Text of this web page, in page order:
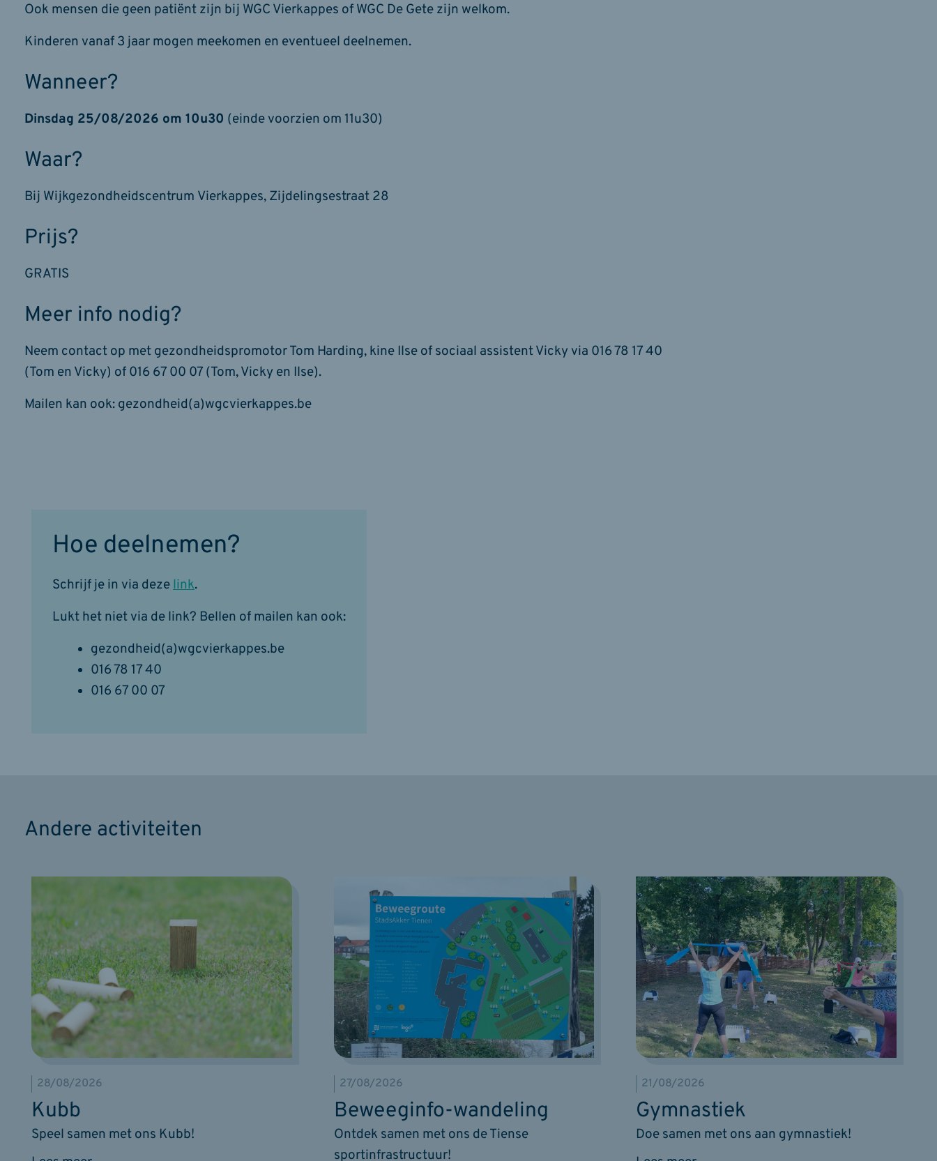
Ook mensen die geen patiënt zijn bij WGC Vierkappes of WGC De Gete zijn welkom.
Kinderen vanaf 3 jaar mogen meekomen en eventueel deelnemen.
Wanneer?
Dinsdag 25/08/2026 om 10u30 (einde voorzien om 11u30)
Waar?
Bij Wijkgezondheidscentrum Vierkappes, Zijdelingsestraat 28
Prijs?
GRATIS
Meer info nodig?
Neem contact op met gezondheidspromotor Tom Harding, kine Ilse of sociaal assistent Vicky via 016 78 17 40
(Tom en Vicky) of 016 67 00 07 (Tom, Vicky en Ilse).
Mailen kan ook: gezondheid(a)wgcvierkappes.be
Hoe deelnemen?
Schrijf je in via deze link.
Lukt het niet via de link? Bellen of mailen kan ook:
gezondheid(a)wgcvierkappes.be
016 78 17 40
016 67 00 07
Andere activiteiten
Speel samen met ons Kubb!
Kubb
28/08/2026
Ontdek samen met ons de Tiense
sportinfrastructuur!
Beweeginfo-wandeling
27/08/2026
Doe samen met ons aan gymnastiek!
Gymnastiek
21/08/2026